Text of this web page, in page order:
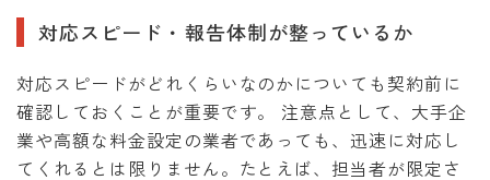
対応スピード・報告体制が整っているか
対応スピードがどれくらいなのかについても契約前に
確認しておくことが重要です。 注意点として、大手企
業や高額な料金設定の業者であっても、迅速に対応し
てくれるとは限りません。たとえば、担当者が限定さ